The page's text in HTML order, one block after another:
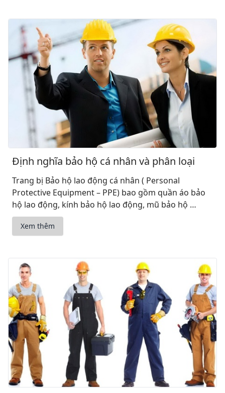
Định nghĩa bảo hộ cá nhân và phân loại
Trang bị Bảo hộ lao động cá nhân ( Personal
Protective Equipment – PPE) bao gồm quần áo bảo
hộ lao động, kính bảo hộ lao động, mũ bảo hộ …
Xem thêm